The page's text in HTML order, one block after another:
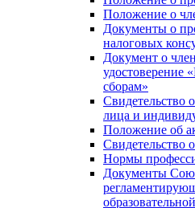
Положение о
Документы о
налоговых
Документ о
удостоверение
сборам»
Свидетельство
лица и
Положение об
Свидетельство
Нормы
Документы